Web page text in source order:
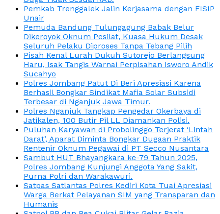
Pemkab Trenggalek Jalin Kerjasama dengan FISIP
Unair
Pemuda Bandung Tulungagung Babak Belur
Dikeroyok Oknum Pesilat, Kuasa Hukum Desak
Seluruh Pelaku Diproses Tanpa Tebang Pilih
Pisah Kenal Lurah Dukuh Sutorejo Berlangsung
Haru, Isak Tangis Warnai Perpisahan Isworo Andik
Sucahyo
Polres Jombang Patut Di Beri Apresiasi Karena
Berhasil Bongkar Sindikat Mafia Solar Subsidi
Terbesar di Nganjuk Jawa Timur.
Polres Nganjuk Tangkap Pengedar Okerbaya di
Jatikalen, 100 Butir Pil LL Diamankan Polisi.
Puluhan Karyawan di Probolinggo Terjerat ‘Lintah
Darat’, Aparat Diminta Bongkar Dugaan Praktik
Rentenir Oknum Pegawai di PT Secco Nusantara
Sambut HUT Bhayangkara ke-79 Tahun 2025,
Polres Jombang Kunjungi Anggota Yang Sakit,
Purna Polri dan Warakawuri.
Satpas Satlantas Polres Kediri Kota Tuai Apresiasi
Warga Berkat Pelayanan SIM yang Transparan dan
Humanis